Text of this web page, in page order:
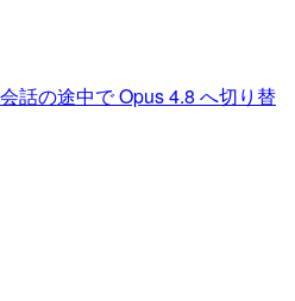
話の途中で Opus 4.8 へ切り替